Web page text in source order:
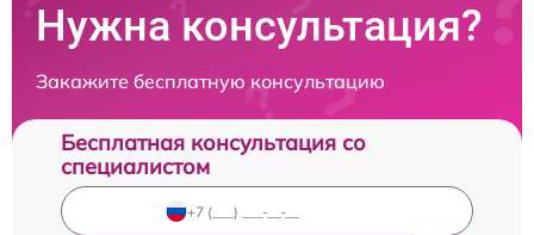
Нужна консультация?
Закажите бесплатную консультацию
Бесплатная консультация со
специалистом